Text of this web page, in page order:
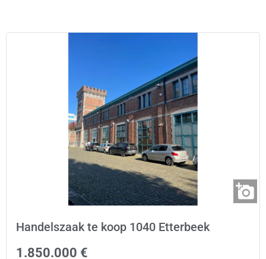
Handelszaak te koop 1040 Etterbeek
1.850.000 €